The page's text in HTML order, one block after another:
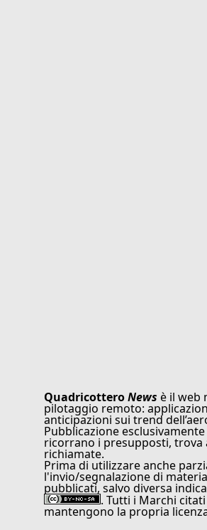
QuadricotteroNews è il web
pilotaggio remoto:
anticipazioni sui trend
Pubblicazione
ricorrano i presupposti, trova
richiamate.
Prima di utilizzare anche
l'invio/segnalazione di
pubblicati, salvo diversa
. Tutti i Marchi
mantengono la propria licenza.